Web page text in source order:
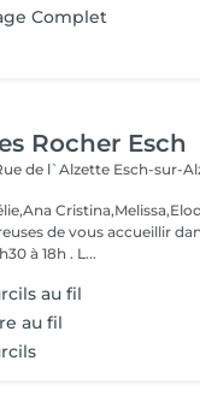
Complet
Rocher Esch
de l`Alzette Esch-sur-
de vous accueillir
à 18h . L...
au fil
au fil